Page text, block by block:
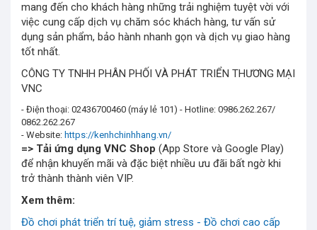
mang đến cho khách hàng những trải nghiệm tuyệt vời với
việc cung cấp dịch vụ chăm sóc khách hàng, tư vấn sử
dụng sản phẩm, bảo hành nhanh gọn và dịch vụ giao hàng
tốt nhất.
CÔNG TY TNHH PHÂN PHỐI VÀ PHÁT TRIỂN THƯƠNG MẠI
VNC
- Điện thoại: 02436700460 (máy lẻ 101) - Hotline: 0986.262.267/
0862.262.267
- Website: https://kenhchinhhang.vn/
=> Tải ứng dụng VNC Shop (App Store và Google Play)
để nhận khuyến mãi và đặc biệt nhiều ưu đãi bất ngờ khi
trở thành thành viên VIP.
Xem thêm:
Đồ chơi phát triển trí tuệ, giảm stress - Đồ chơi cao cấp